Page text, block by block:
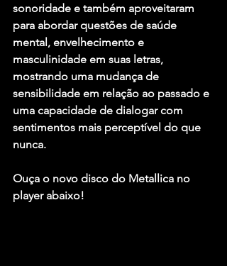
sonoridade e também aproveitaram
para abordar questões de saúde
mental, envelhecimento e
masculinidade em suas letras,
mostrando uma mudança de
sensibilidade em relação ao passado e
uma capacidade de dialogar com
sentimentos mais perceptível do que
nunca.
Ouça o novo disco do Metallica no
player abaixo!